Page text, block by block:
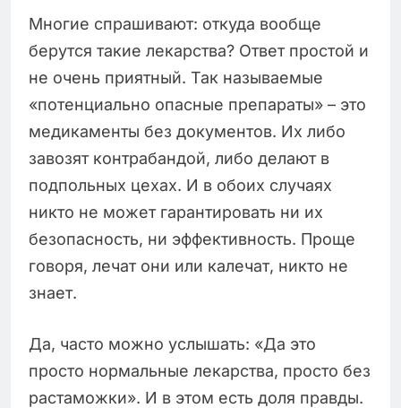
Многие спрашивают: откуда вообще
берутся такие лекарства? Ответ простой и
не очень приятный. Так называемые
«потенциально опасные препараты» – это
медикаменты без документов. Их либо
завозят контрабандой, либо делают в
подпольных цехах. И в обоих случаях
никто не может гарантировать ни их
безопасность, ни эффективность. Проще
говоря, лечат они или калечат, никто не
знает.
Да, часто можно услышать: «Да это
просто нормальные лекарства, просто без
растаможки». И в этом есть доля правды.